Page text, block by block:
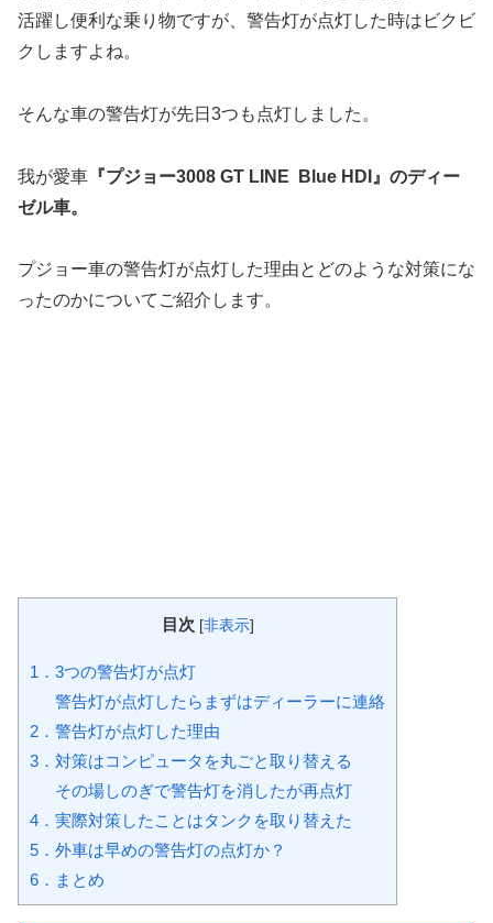
活躍し便利な乗り物ですが、警告灯が点灯した時はビクビ
クしますよね。
そんな車の警告灯が先日3つも点灯しました。
我が愛車 『プジョー3008 GT LINE Blue HDI』のディー
ゼル車。
プジョー車の警告灯が点灯した理由とどのような対策にな
ったのかについてご紹介します。
目次 [非表示]
1．3つの警告灯が点灯
警告灯が点灯したらまずはディーラーに連絡
2．警告灯が点灯した理由
3．対策はコンピュータを丸ごと取り替える
その場しのぎで警告灯を消したが再点灯
4．実際対策したことはタンクを取り替えた
5．外車は早めの警告灯の点灯か？
6．まとめ